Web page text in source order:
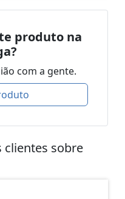
produto na
com a gente.
clientes sobre